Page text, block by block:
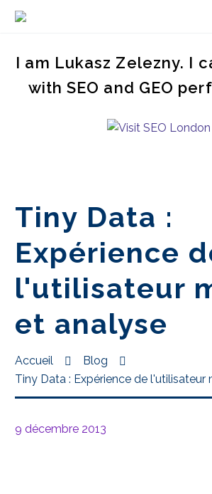
I am Lukasz Zelezny. I
with SEO and GEO
Tiny Data :
Expérience
l'utilisateur
et analyse
Accueil
Blog
Tiny Data : Expérience de l'utilisateur
9 décembre 2013